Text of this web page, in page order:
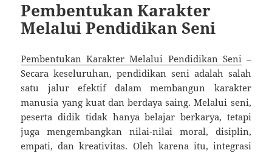
Pembentukan Karakter
Melalui Pendidikan Seni
Pembentukan Karakter Melalui Pendidikan Seni–
Secara keseluruhan, pendidikan seni adalah salah
satu jalur efektif dalam membangun karakter
manusia yang kuat dan berdaya saing. Melalui seni,
peserta didik tidak hanya belajar berkarya, tetapi
juga mengembangkan nilai-nilai moral, disiplin,
empati, dan kreativitas. Oleh karena itu, integrasi